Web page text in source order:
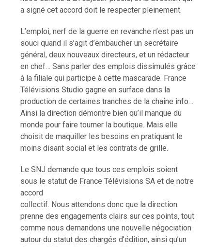
a signé cet accord doit le respecter pleinement.
L’emploi, nerf de la guerre en revanche n’est pas un
souci quand il s’agit d’embaucher un secrétaire
général, deux nouveaux directeurs, et un rédacteur
en chef… Sans parler des emplois dissimulés grâce
à la filiale qui participe à cette mascarade. France
Télévisions Studio gagne en surface dans la
production de certaines tranches de la chaine info…
Ainsi la direction démontre bien qu’il manque du
monde pour faire tourner la boutique. Mais elle
choisit de maquiller les besoins en pratiquant le
moins disant social et les contrats de grille.
Le SNJ demande que tous ces emplois soient
sous le statut de France Télévisions SA et de notre
accord
collectif. Nous attendons donc que la direction
prenne des engagements clairs sur ces points, tout
comme nous demandons une nouvelle négociation
autour du statut des chargés d’édition, ainsi qu’un